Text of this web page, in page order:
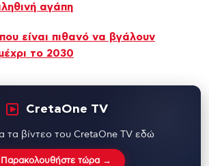
αγάπη
είναι πιθανό να βγάλουν
το 2030
CretaOne TV
τα βίντεο του CretaOne TV εδώ
Παρακολουθήστε τώρα →